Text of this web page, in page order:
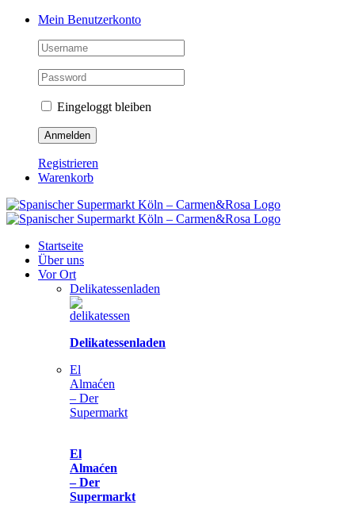
Zum
springen
Facebook
Instagram
Pinterest
Tiktok
YouTubeMein Benutzerkonto
Eingeloggt bleiben
Registrieren
Warenkorb
Startseite
Über uns
Vor Ort
Delikatessenladen
Delikatessenladen
El
Almaćen
– Der
Supermarkt
El
Almaćen
– Der
Supermarkt